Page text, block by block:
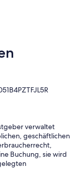
verwaltet
geschäftlichen
Buchung, sie wird